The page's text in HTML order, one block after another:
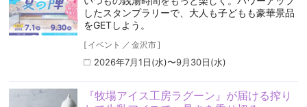
したスタンプラリーで、大人も子どもも豪華景品
をGETしよう。
[ イベント ／ 金沢市]
2026年7月1日(水)〜9月30日(水)
『牧場アイス工房ラグーン』が届ける搾り